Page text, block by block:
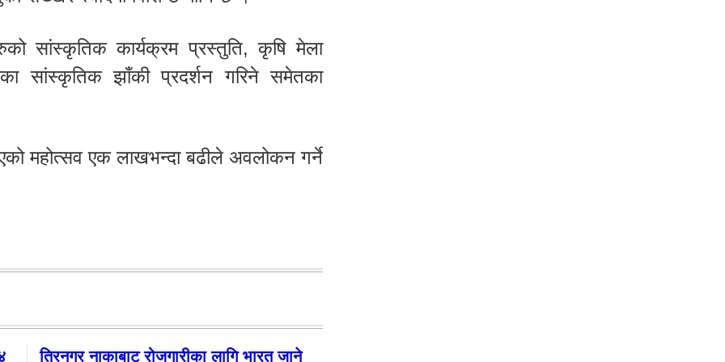
सांस्कृतिक कार्यक्रम प्रस्तुति, कृषि मेला
सांस्कृतिक झाँकी प्रदर्शन गरिने समेतका
महोत्सव एक लाखभन्दा बढीले अवलोकन गर्ने
त्रिनगर नाकाबाट रोजगारीका लागि भारत जाने